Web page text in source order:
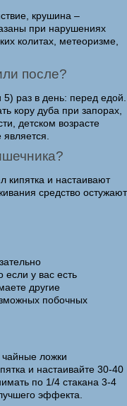
крушина –
при нарушениях
колитах, метеоризме,
после?
раз в день: перед едой.
кору дуба при запорах,
детском возрасте
кипятка и настаивают
средство остужают
если у вас есть
другие
побочных
чайные ложки
и настаивайте 30-40
по 1/4 стакана 3-4
эффекта.